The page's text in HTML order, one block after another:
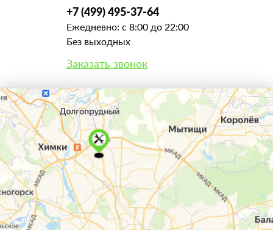
+7 (499) 495-37-64
Ежедневно: с 8:00 до 22:00
Без выходных
Заказать звонок